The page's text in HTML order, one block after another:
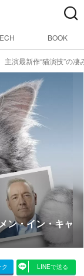
BOOK
主演最新作“猫演技”の凄
ン・イン・キャ
ク LINEで送る